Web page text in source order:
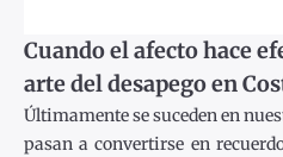
Cuando el afecto hace
arte del desapego en
Últimamente se suceden en
pasan a convertirse en